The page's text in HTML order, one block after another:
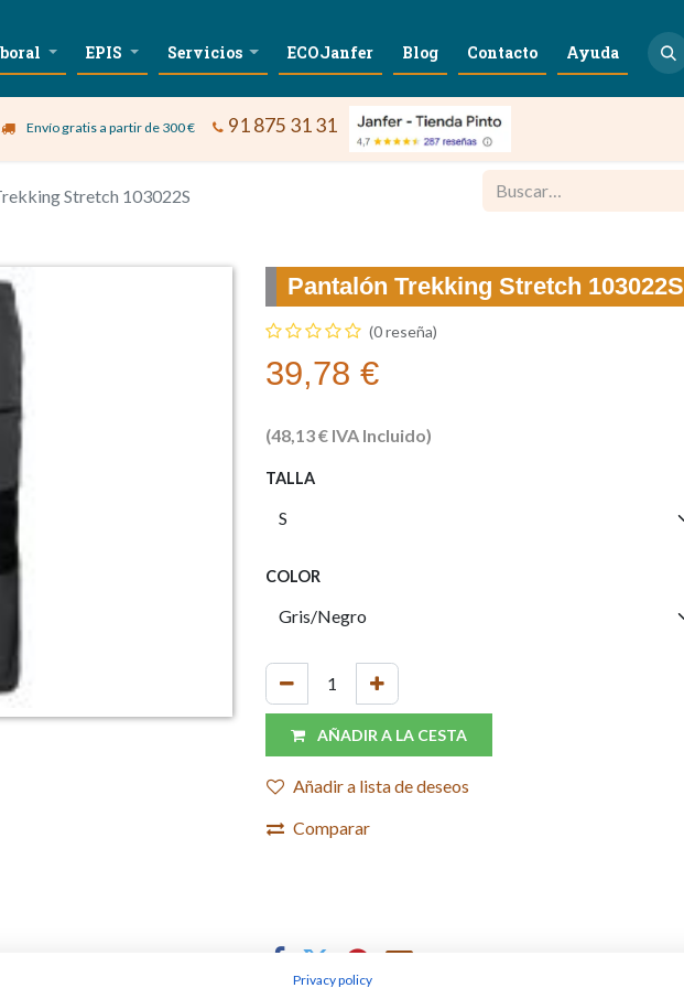
EPIS Servicios ECOJanfer Blog Contacto Ayuda
Envío gratis a partir de 300 € 91 875 31 31
Stretch 103022S
Pantalón Trekking Stretch 103022S
(0 reseña)
39,78 €
(48,13€ IVA Incluido)
TALLA
COLOR
AÑADIR A LA CESTA
Añadir a lista de deseos
Comparar
Privacy policy